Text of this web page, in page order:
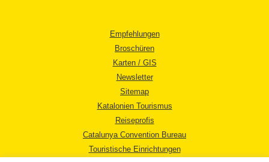
Empfehlungen
Broschüren
Karten / GIS
Newsletter
Sitemap
Katalonien Tourismus
Reiseprofis
Catalunya Convention Bureau
Touristische Einrichtungen